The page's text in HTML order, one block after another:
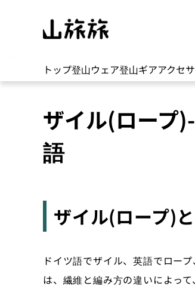
トップ登山ウェア登山ギアアクセ
ザイル(ロープ
語
ザイル(ロープ)
ドイツ語でザイル、英語でロー
は、繊維と編み方の違いによっ